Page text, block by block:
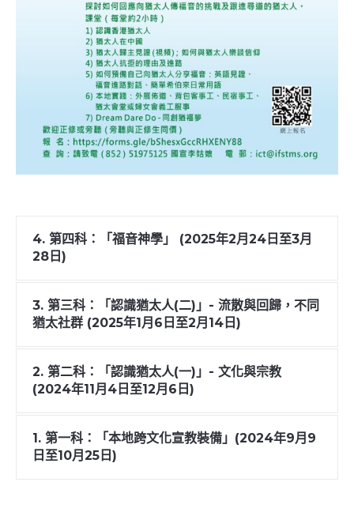
4. 第四科：「福音神學」 (2025年2月24日至3月
28日)
3. 第三科：「認識猶太人(二)」- 流散與回歸，不同
猶太社群 (2025年1月6日至2月14日)
2. 第二科：「認識猶太人(一)」- 文化與宗教
(2024年11月4日至12月6日)
1. 第一科：「本地跨文化宣教裝備」(2024年9月9
日至10月25日)